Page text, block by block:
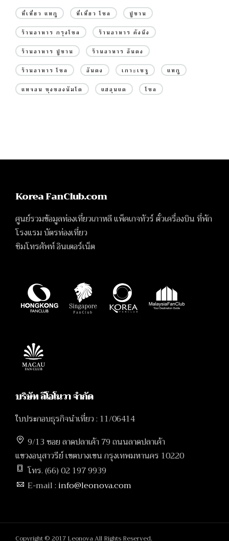
ที่เที่ยว แทกู ที่เที่ยว โซล ปูซาน
ร้านอาหาร กรุงโซล ร้านอาหาร คังนึง
ร้านอาหาร ปูซาน ร้านอาหาร อันดง
ร้านอาหาร โซล อันดง เกาะเชจู แทกู
แทจอน ชุงชองนัมโด แฮอุนแด โซล
Korea FanClub.com
ศูนย์รวมข้อมูลท่องเที่ยวเกาหลี แพ็คเกจทัวร์ ตั๋วเครื่องบิน ที่พัก
โรงแรม บัตรท่องเที่ยว
ซิมโทรศัพท์ อินเตอร์เน็ต
บริษัท ลีโอโนวา จำกัด
ใบประกอบธุรกิจนำเที่ยว : 11/06414
9/13 ซอย ลาดปลาเค้า 79 ถนนลาดปลาเค้า
แขวงอนุสาวรีย์ เขตบางเขน กรุงเทพมหานคร 10220
โทร. (66) 02 197 9939
E-mail : info@leonova.com
Copyright © 2017 Leonova All Rights Reserved.